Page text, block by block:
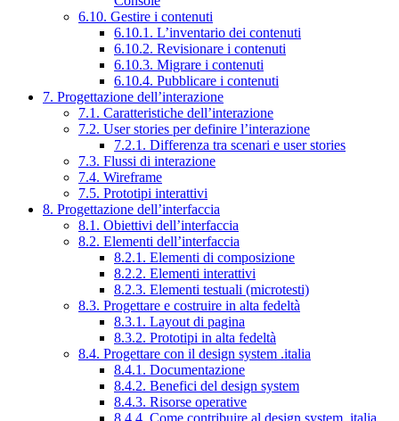
6.10. Gestire i contenuti
6.10.1. L’inventario dei contenuti
6.10.2. Revisionare i contenuti
6.10.3. Migrare i contenuti
6.10.4. Pubblicare i contenuti
7. Progettazione dell’interazione
7.1. Caratteristiche dell’interazione
7.2. User stories per definire l’interazione
7.2.1. Differenza tra scenari e user stories
7.3. Flussi di interazione
7.4. Wireframe
7.5. Prototipi interattivi
8. Progettazione dell’interfaccia
8.1. Obiettivi dell’interfaccia
8.2. Elementi dell’interfaccia
8.2.1. Elementi di composizione
8.2.2. Elementi interattivi
8.2.3. Elementi testuali (microtesti)
8.3. Progettare e costruire in alta fedeltà
8.3.1. Layout di pagina
8.3.2. Prototipi in alta fedeltà
8.4. Progettare con il design system .italia
8.4.1. Documentazione
8.4.2. Benefici del design system
8.4.3. Risorse operative
8.4.4. Come contribuire al design system .italia